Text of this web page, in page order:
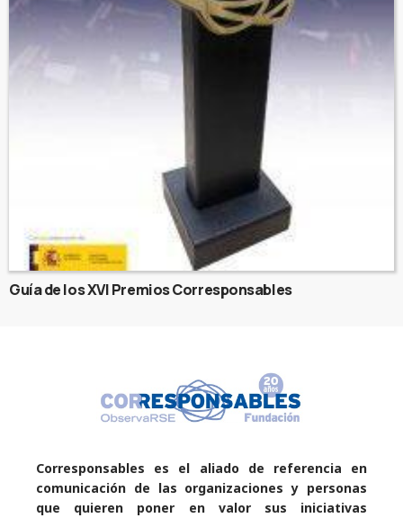
Guía de los XVI Premios Corresponsables
Corresponsables es el aliado de referencia en
comunicación de las organizaciones y personas
que quieren poner en valor sus iniciativas